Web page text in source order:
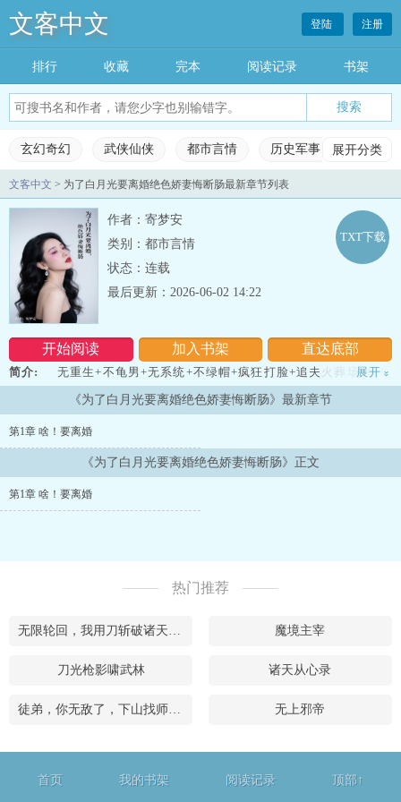
文客中文 登陆 注册
排行 收藏 完本 阅读记录 书架
玄幻奇幻 武侠仙侠 都市言情 历史军事 科幻灵
展开分类
玄幻奇幻 武侠仙侠 都市言情
科幻灵异 网游竞技 完本小说
排行榜 收藏榜单
文客中文 > 为了白月光要离婚绝色娇妻悔断肠最新章节列表
作者：寄梦安
类别：都市言情
状态：连载
开始阅读 加入书架 直达底部
TXT下载
最后更新：2026-06-02 14:22
简介:
无重生+不龟男+无系统+不绿帽+疯狂打脸+追夫火葬场+疯狂
打脸江宸是怎么也没想到？自己的老婆会跟自己提离婚。凌清雪：“老
公，为了陆川哥，我们假离婚吧！”江宸“好!”凌清雪：“老公回家
吧！”江宸：“滚”你要死了是吧！白月光，那我送你上路！江宸：“沁
...
展开 »
《为了白月光要离婚绝色娇妻悔断肠》最新章节
第1章 啥！要离婚
《为了白月光要离婚绝色娇妻悔断肠》正文
第1章 啥！要离婚
热门推荐
无限轮回，我用刀斩破诸天万界 魔境主宰
刀光枪影啸武林 诸天从心录
徒弟，你无敌了，下山找师姐去吧 无上邪帝
首页 我的书架 阅读记录 顶部↑